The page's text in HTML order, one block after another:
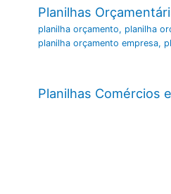
Planilhas
planilha orçamento, planilha
planilha orçamento empresa,
Planilhas Comércios